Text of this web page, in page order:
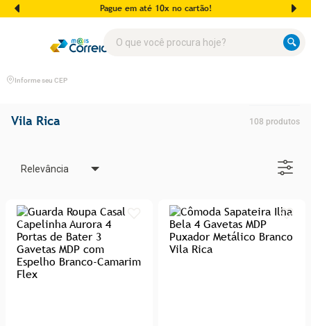
Pague em até 10x no cartão!
Informe seu CEP
Vila Rica 108 produtos
Relevância